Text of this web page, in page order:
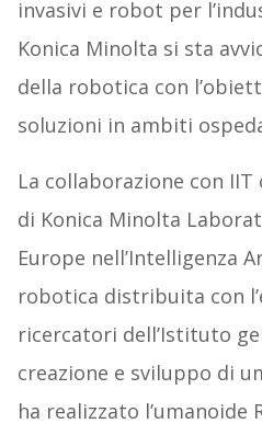
invasivi e robot per
Konica Minolta si sta
della robotica con
soluzioni in ambiti
La collaborazione con IIT
di Konica Minolta
Europe nell’Intelligenza
robotica distribuita con
ricercatori dell’Istituto
creazione e sviluppo di
ha realizzato l’umanoide